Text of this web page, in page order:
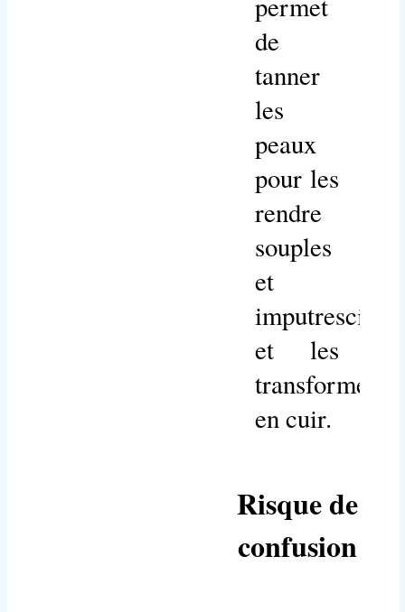
de
tanner
les
peaux
pour les
rendre
souples
et
et les
transformer
en cuir.
Risque de
confusion